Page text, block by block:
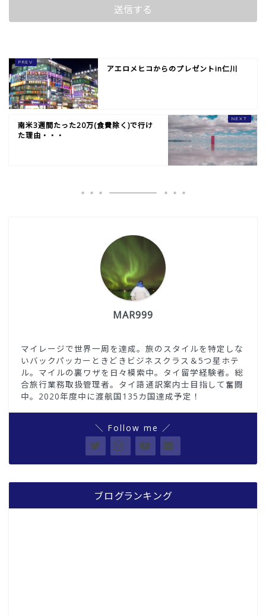
アエロメヒコからのプレゼントin仁川
南米3週間たった20万(食費除く)で行け
た理由・・・
MAR999
マイレージで世界一周を達成。旅のスタイルを特定しな
いバックパッカーときどきビジネスクラス＆5つ星ホテ
ル。マイルの裏ワザを日々模索中。タイ留学経験者。総
合旅行業務取扱管理者。タイ語通訳案内士目指して奮闘
中。2020年度中に渡航国135カ国達成予定！
＼ Follow me ／
ブログランキング